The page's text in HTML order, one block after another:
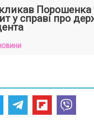
у справі про